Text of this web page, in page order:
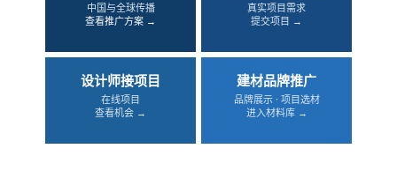
中国与全球传播
查看推广方案 →
真实项目需求
提交项目 →
设计师接项目
在线项目
查看机会 →
建材品牌推广
品牌展示 · 项目选材
进入材料库 →